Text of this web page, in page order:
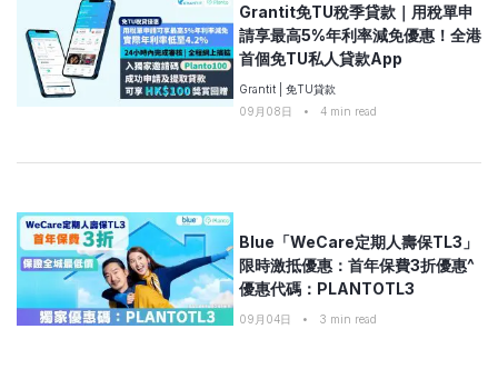
Grantit免TU稅季貸款｜用稅單申
請享最高5%年利率減免優惠！全港
首個免TU私人貸款App
Grantit
免TU貸款
09月08日
• 4 min read
Blue「WeCare定期人壽保TL3」
限時激抵優惠：首年保費3折優惠^
優惠代碼：PLANTOTL3
09月04日 • 3 min read